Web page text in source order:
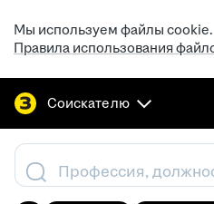
Мы используем файлы cookie.
Правила использования
Соискателю
Профессия,